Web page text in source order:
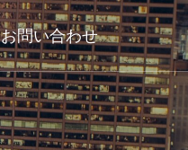
お問い合わせ